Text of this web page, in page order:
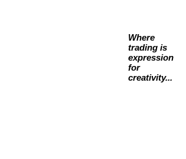
Where
trading is
expression
for
creativity...